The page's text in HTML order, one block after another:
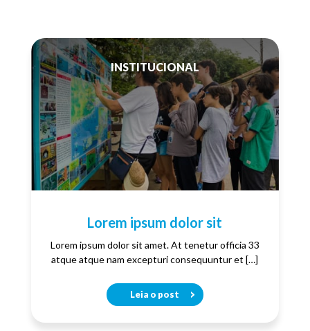
INSTITUCIONAL
Lorem ipsum dolor sit
Lorem ipsum dolor sit amet. At tenetur officia 33
atque atque nam excepturi consequuntur et […]
Leia o post